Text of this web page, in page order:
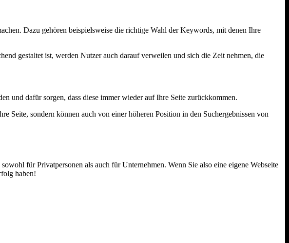
Dazu gehören beispielsweise die richtige Wahl der Keywords, mit denen Ihre
gestaltet ist, werden Nutzer auch darauf verweilen und sich die Zeit nehmen, die
und dafür sorgen, dass diese immer wieder auf Ihre Seite zurückkommen.
Seite, sondern können auch von einer höheren Position in den Suchergebnissen von
für Privatpersonen als auch für Unternehmen. Wenn Sie also eine eigene Webseite
haben!